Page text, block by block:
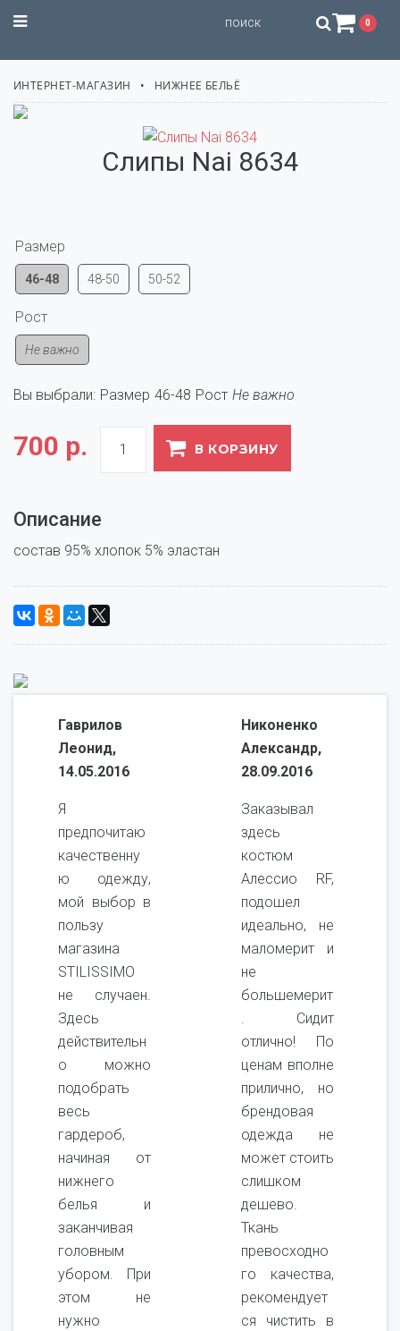
STILISSIMO 0
ИНТЕРНЕТ-МАГАЗИН НИЖНЕЕ БЕЛЬЁ
Слипы Nai 8634
Размер
46-48 48-50 50-52
Рост
Не важно
Вы выбрали: Размер 46-48 Рост Не важно
700 р. В КОРЗИНУ
Описание
Гаврилов
Леонид,
14.05.2016
Я
предпочитаю
качественну
ю одежду,
мой выбор в
пользу
магазина
STILISSIMO
не случаен.
Здесь
действительн
о можно
подобрать
весь
гардероб,
начиная от
нижнего
белья и
заканчивая
головным
убором. При
этом не
нужно
Никоненко
Александр,
28.09.2016
Заказывал
здесь
костюм
Алессио RF,
подошел
идеально, не
маломерит и
не
большемерит
. Сидит
отлично! По
ценам вполне
прилично, но
брендовая
одежда не
может стоить
слишком
дешево.
Ткань
превосходно
го качества,
рекомендует
ся чистить в